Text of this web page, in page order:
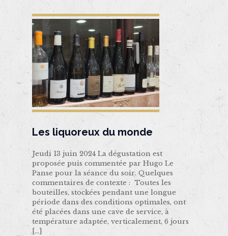
Les liquoreux du monde
Jeudi 13 juin 2024 La dégustation est
proposée puis commentée par Hugo Le
Panse pour la séance du soir. Quelques
commentaires de contexte : Toutes les
bouteilles, stockées pendant une longue
période dans des conditions optimales, ont
été placées dans une cave de service, à
température adaptée, verticalement, 6 jours
[…]